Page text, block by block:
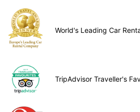
World's Leading Car
TripAdvisor Traveller's